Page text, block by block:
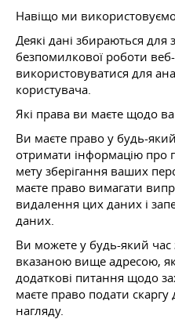
Навіщо ми
Деякі дані збираються для
безпомилкової роботи
використовуватися для
користувача.
Які права ви маєте щодо
Ви маєте право у будь-
отримати інформацію про
мету зберігання ваших
маєте право вимагати
видалення цих даних і
даних.
Ви можете у будь-який час
вказаною вище адресою,
додаткові питання щодо
маєте право подати скаргу
нагляду.